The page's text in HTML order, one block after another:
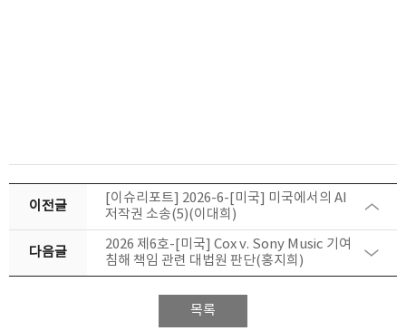
이전글
[이슈리포트] 2026-6-[미국] 미국에서의 AI
저작권 소송(5)(이대희)
다음글
2026 제6호-[미국] Cox v. Sony Music 기여
침해 책임 관련 대법원 판단(홍지희)
목록